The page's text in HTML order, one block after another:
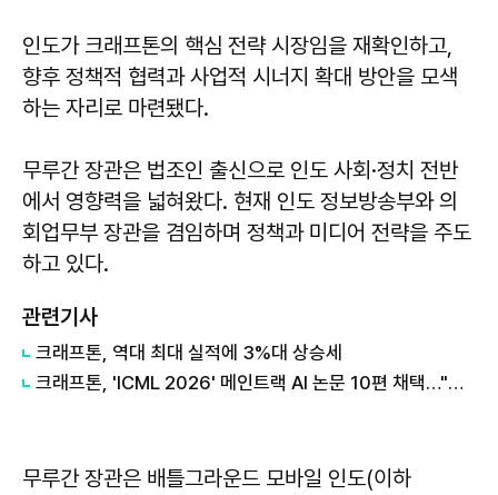
인도가 크래프톤의 핵심 전략 시장임을 재확인하고,
향후 정책적 협력과 사업적 시너지 확대 방안을 모색
하는 자리로 마련됐다.
무루간 장관은 법조인 출신으로 인도 사회·정치 전반
에서 영향력을 넓혀왔다. 현재 인도 정보방송부와 의
회업무부 장관을 겸임하며 정책과 미디어 전략을 주도
하고 있다.
관련기사
크래프톤, 역대 최대 실적에 3%대 상승세
크래프톤, 'ICML 2026' 메인트랙 AI 논문 10편 채택…"역대 최대 성과"
무루간 장관은 배틀그라운드 모바일 인도(이하